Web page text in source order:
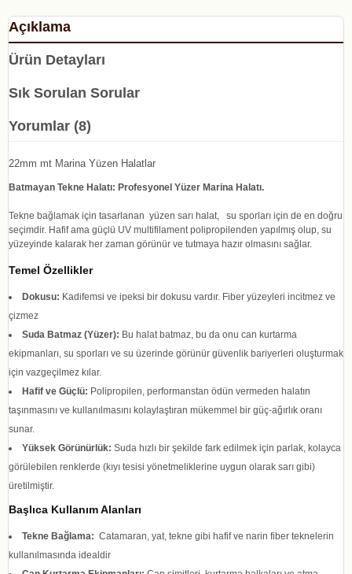
Açıklama
Ürün Detayları
Sık Sorulan Sorular
Yorumlar (8)
22mm mt Marina Yüzen Halatlar
Batmayan Tekne Halatı: Profesyonel Yüzer Marina Halatı.
Tekne bağlamak için tasarlanan yüzen sarı halat, su sporları için de en doğru
seçimdir. Hafif ama güçlü UV multifilament polipropilenden yapılmış olup, su
yüzeyinde kalarak her zaman görünür ve tutmaya hazır olmasını sağlar.
Temel Özellikler
Dokusu: Kadifemsi ve ipeksi bir dokusu vardır. Fiber yüzeyleri incitmez ve
çizmez
Suda Batmaz (Yüzer): Bu halat batmaz, bu da onu can kurtarma
ekipmanları, su sporları ve su üzerinde görünür güvenlik bariyerleri oluşturmak
için vazgeçilmez kılar.
Hafif ve Güçlü: Polipropilen, performanstan ödün vermeden halatın
taşınmasını ve kullanılmasını kolaylaştıran mükemmel bir güç-ağırlık oranı
sunar.
Yüksek Görünürlük: Suda hızlı bir şekilde fark edilmek için parlak, kolayca
görülebilen renklerde (kıyı tesisi yönetmeliklerine uygun olarak sarı gibi)
üretilmiştir.
Başlıca Kullanım Alanları
Tekne Bağlama: Catamaran, yat, tekne gibi hafif ve narin fiber teknelerin
kullanılmasında idealdir